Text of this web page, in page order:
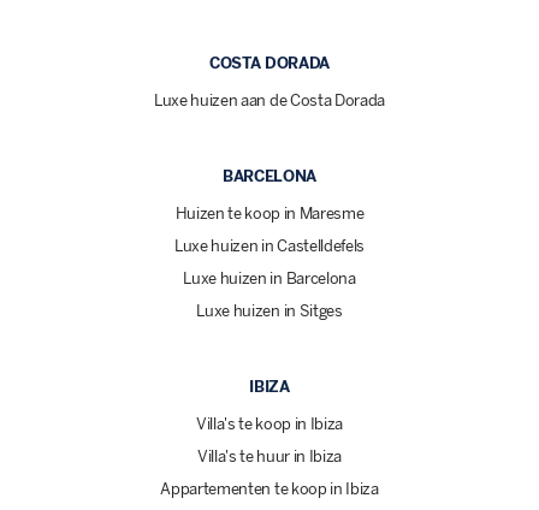
COSTA DORADA
Luxe huizen aan de Costa Dorada
BARCELONA
Huizen te koop in Maresme
Luxe huizen in Castelldefels
Luxe huizen in Barcelona
Luxe huizen in Sitges
IBIZA
Villa's te koop in Ibiza
Villa's te huur in Ibiza
Appartementen te koop in Ibiza